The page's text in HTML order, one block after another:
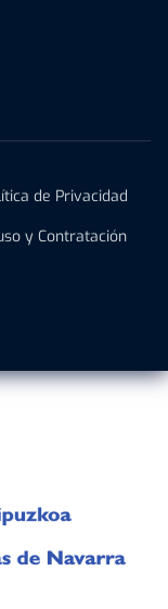
de Privacidad
y Contratación